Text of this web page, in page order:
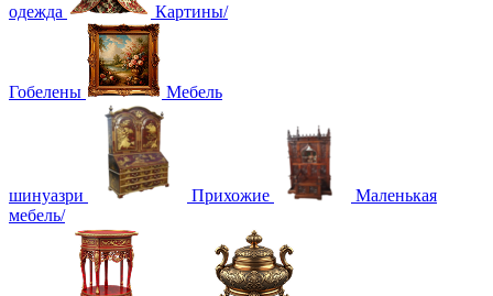
одежда Картины/
Гобелены Мебель
шинуазри Прихожие
Маленькая
мебель/